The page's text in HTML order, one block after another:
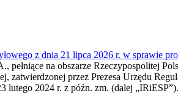
z dnia 21 lipca 2026 r. w sprawie
pełniące na obszarze Rzeczypospolitej
zatwierdzonej przez Prezesa Urzędu
2024 r. z późn. zm. (dalej